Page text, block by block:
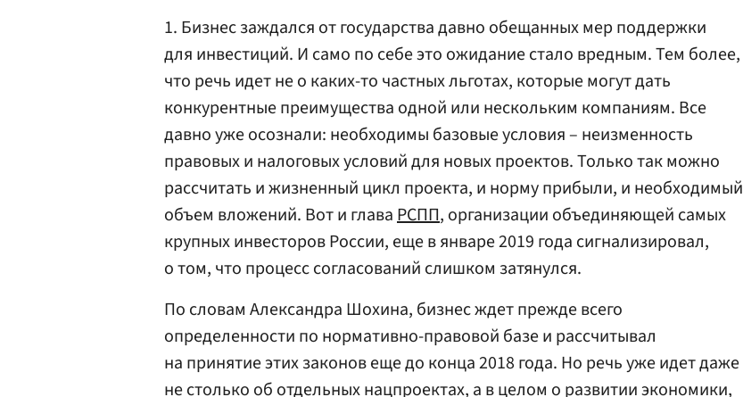
1. Бизнес заждался от государства давно обещанных мер поддержки
для инвестиций. И само по себе это ожидание стало вредным. Тем более,
что речь идет не о каких-то частных льготах, которые могут дать
конкурентные преимущества одной или нескольким компаниям. Все
давно уже осознали: необходимы базовые условия – неизменность
правовых и налоговых условий для новых проектов. Только так можно
рассчитать и жизненный цикл проекта, и норму прибыли, и необходимый
объем вложений. Вот и главаРСПП, организации объединяющей самых
крупных инвесторов России, еще в январе 2019 года сигнализировал,
о том, что процесс согласований слишком затянулся.
По словам Александра Шохина, бизнес ждет прежде всего
определенности по нормативно-правовой базе и рассчитывал
на принятие этих законов еще до конца 2018 года. Но речь уже идет даже
не столько об отдельных нацпроектах, а в целом о развитии экономики,